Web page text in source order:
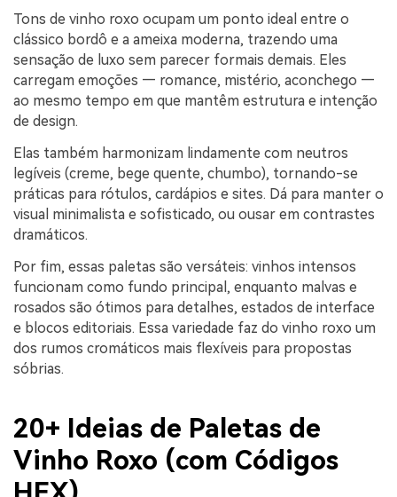
Tons de vinho roxo ocupam um ponto ideal entre o
clássico bordô e a ameixa moderna, trazendo uma
sensação de luxo sem parecer formais demais. Eles
carregam emoções — romance, mistério, aconchego —
ao mesmo tempo em que mantêm estrutura e intenção
de design.
Elas também harmonizam lindamente com neutros
legíveis (creme, bege quente, chumbo), tornando-se
práticas para rótulos, cardápios e sites. Dá para manter o
visual minimalista e sofisticado, ou ousar em contrastes
dramáticos.
Por fim, essas paletas são versáteis: vinhos intensos
funcionam como fundo principal, enquanto malvas e
rosados são ótimos para detalhes, estados de interface
e blocos editoriais. Essa variedade faz do vinho roxo um
dos rumos cromáticos mais flexíveis para propostas
sóbrias.
20+ Ideias de Paletas de
Vinho Roxo (com Códigos